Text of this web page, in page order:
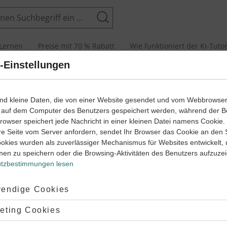
Suchen
Preise mit 70 % Rabatt Wie funktioniert der KI-Tutor
Meinung bist als deine Eltern oder Freunde, setzt du
Problemoder einemSachverhaltauseinander, suchst
und zwarArgumente für (pro) und gegen (kontra)etwas.
macht man in strukturierter Form auch in einer Erörterung. Oft
Themavorgegeben.
Lernwegen und Klassenarbeiten findest du weitere und
Einstellungen
kleine Daten, die von einer Website gesendet und vom
dem Computer des Benutzers gespeichert werden, während der
speichert jede Nachricht in einer kleinen Datei namens Cookie.
Seite vom Server anfordern, sendet Ihr Browser das Cookie an den
wurden als zuverlässiger Mechanismus für Websites entwickelt,
zu speichern oder die Browsing-Aktivitäten des Benutzers
lesen
Cookies
Cookies